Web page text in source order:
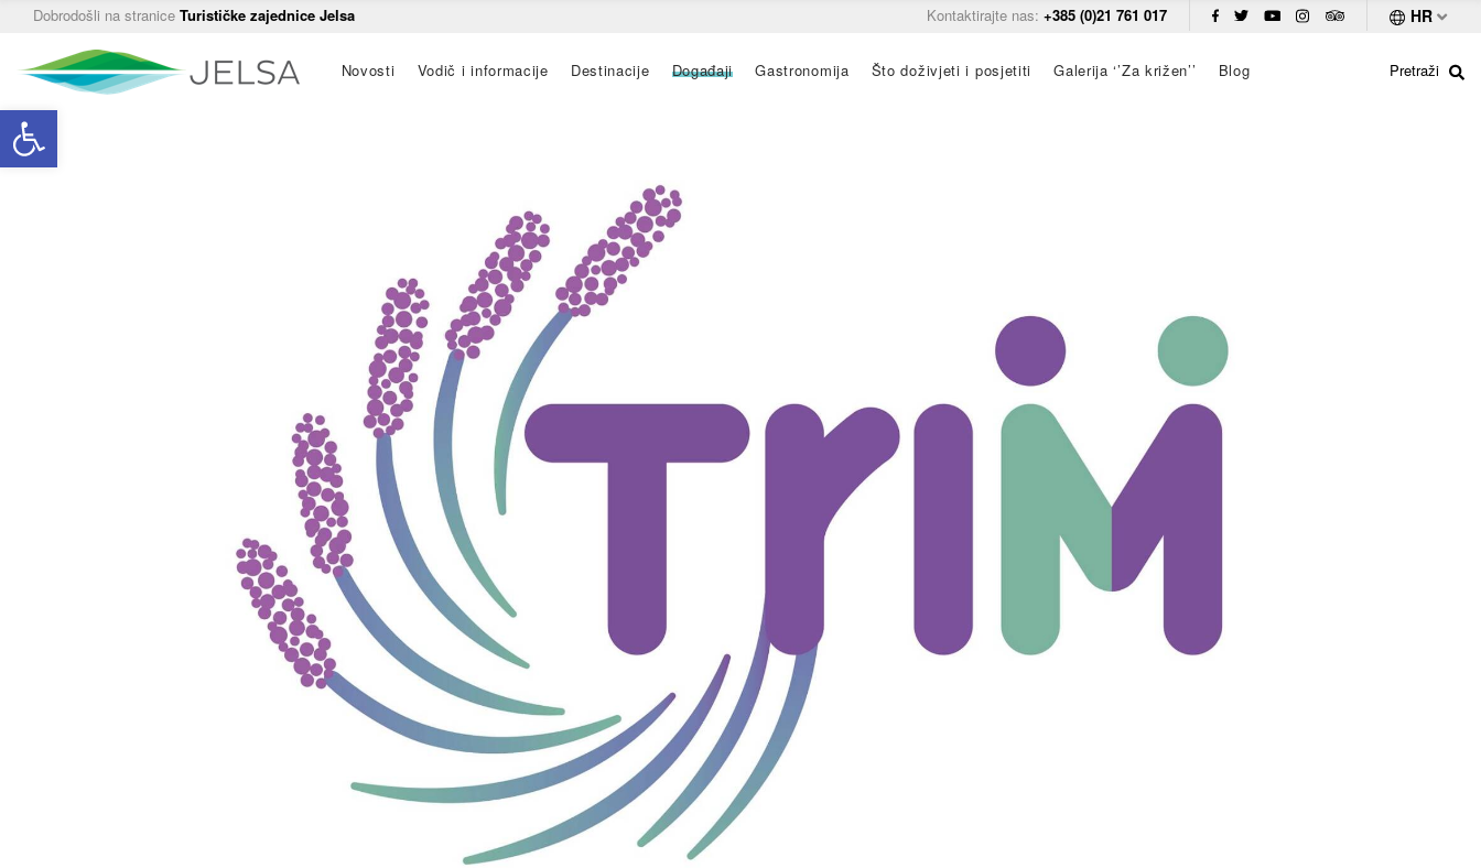
Open toolbar
Dobrodošli na stranice Turističke zajednice Jelsa HR
Kontaktirajte nas: +385 (0)21 761 017
Pretraži
Main
Novosti Vodič i informacije Destinacije Događaji Gastronomija Što doživjeti i posjetiti Galerija ‘’Za križen’’ Blog